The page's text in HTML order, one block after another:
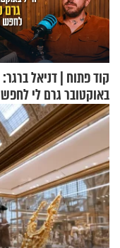
באוקטובר גרם לי לחפש
תשובות"